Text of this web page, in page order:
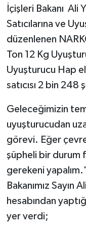
İçişleri Bakanı Ali
Satıcılarına ve
düzenlenen
Ton 12 Kg
Uyuşturucu Hap
satıcısı 2 bin 248
Geleceğimizin
uyuşturucudan
görevi. Eğer
şüpheli bir durum
gerekeni
Bakanımız Sayın
hesabından
yer verdi;